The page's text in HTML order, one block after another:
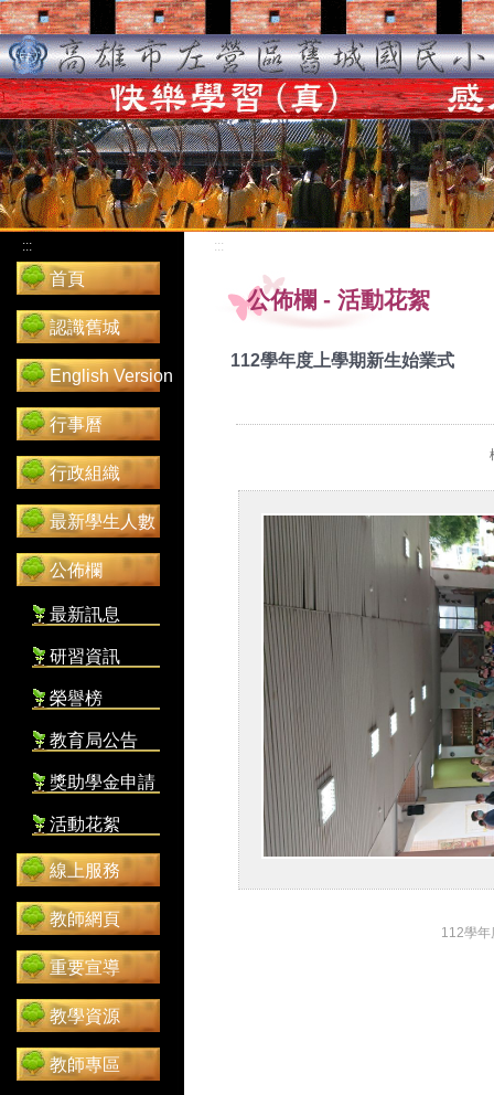
:::
首頁
認識舊城
English Version
行事曆
行政組織
最新學生人數
公佈欄
最新訊息
研習資訊
榮譽榜
教育局公告
獎助學金申請
活動花絮
線上服務
教師網頁
重要宣導
教學資源
教師專區
:::
公佈欄 - 活動花絮
112學年度上學期新生始業式
112學年